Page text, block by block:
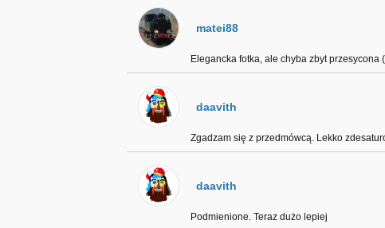
matei88
Elegancka fotka, ale chyba zbyt
daavith
Zgadzam się z przedmówcą. Lekko
daavith
Podmienione. Teraz dużo lepiej